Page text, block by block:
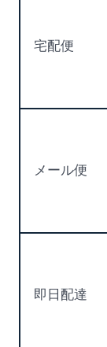
宅配便
メール便
即日配達